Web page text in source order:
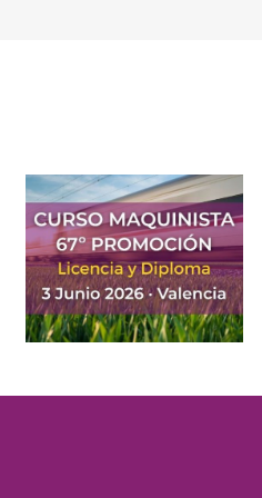
67ª Promoción del
Curso de
Maquinista (17ª en
Valencia) –
Convocatoria junio
2026